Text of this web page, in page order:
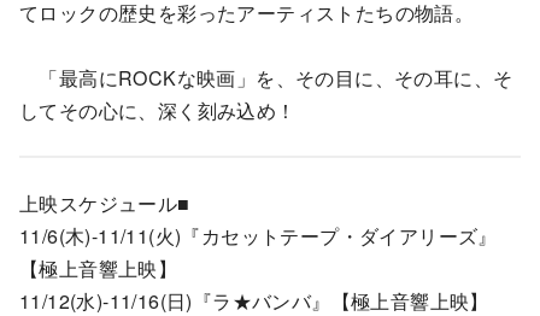
てロックの歴史を彩ったアーティストたちの物語。
「最高にROCKな映画」を、その目に、その耳に、そ
してその心に、深く刻み込め！
上映スケジュール■
11/6(木)-11/11(火)『カセットテープ・ダイアリーズ』
【極上音響上映】
11/12(水)-11/16(日)『ラ★バンバ』【極上音響上映】